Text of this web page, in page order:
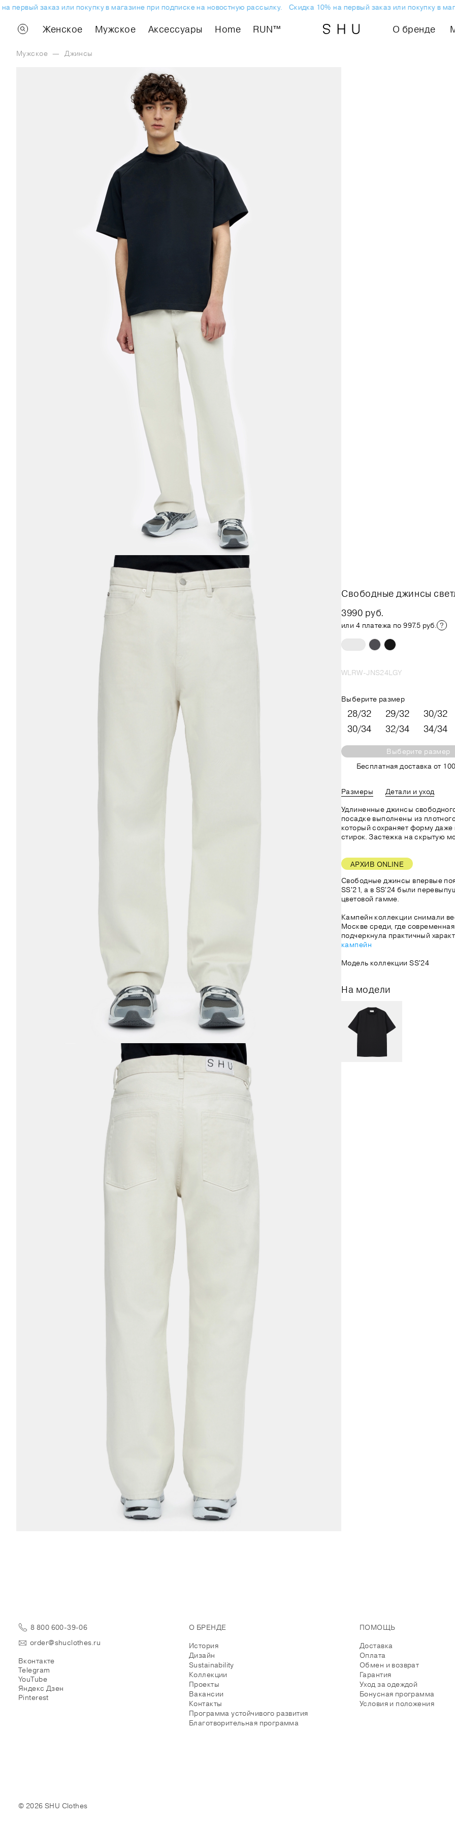
первый заказ или покупку в магазине при подписке на новостную рассылку. Скидка 10% на первый заказ или покупку в
Женское Мужское Аксессуары Home RUN™ О бренде
Мужское — Джинсы
Свободные джинсы
3990 руб.
или 4 платежа по 997.5 руб.
WLRW-JNS24LGY
Выберите размер
28/32 29/32 30/32
30/34
32/34 34/34
Выберите размер
Бесплатная доставка от
Размеры
Детали и уход
Удлиненные джинсы
посадке выполнены из
который сохраняет форму
стирок. Застежка на скрытую
АРХИВ ONLINE
Свободные джинсы впервые
SS'21, а в SS'24 были
цветовой гамме.
Кампейн коллекции снимали
Москве среди, где современная
подчеркнула практичный
кампейн
Модель коллекции SS'24
На модели
8 800 600-39-06
order@shuclothes.ru
Вконтакте
Telegram
YouTube
Яндекс Дзен
Pinterest
О БРЕНДЕ
История
Дизайн
Sustainability
Коллекции
Проекты
Вакансии
Контакты
Программа устойчивого развития
Благотворительная программа
ПОМОЩЬ
Доставка
Оплата
Обмен и возврат
Гарантия
Уход за одеждой
Бонусная программа
Условия и положения
© 2026 SHU Clothes